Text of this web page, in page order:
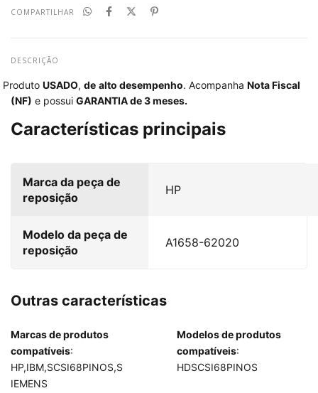
COMPARTILHAR
DESCRIÇÃO
Produto USADO, de alto desempenho. Acompanha Nota Fiscal
(NF) e possui GARANTIA de 3 meses.
Características principais
Marca da peça de
reposição
HP
Modelo da peça de
reposição
A1658-62020
Outras características
Marcas de produtos
compatíveis:
HP,IBM,SCSI68PINOS,S
IEMENS
Modelos de produtos
compatíveis:
HDSCSI68PINOS